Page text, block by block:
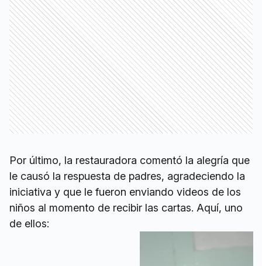
Por último, la restauradora comentó la alegría que
le causó la respuesta de padres, agradeciendo la
iniciativa y que le fueron enviando videos de los
niños al momento de recibir las cartas. Aquí, uno
de ellos: